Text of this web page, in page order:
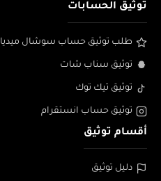
توثيق الحسابات
طلب توثيق حساب سوشال ميديا
توثيق سناب شات
توثيق تيك توك
توثيق حساب انستقرام
أقسام توثيق
دليل توثيق